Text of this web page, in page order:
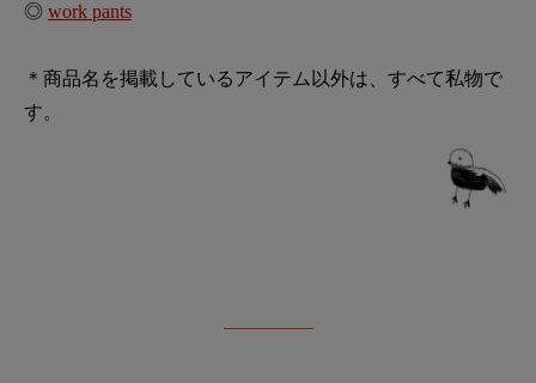
◎ work pants
＊商品名を掲載しているアイテム以外は、すべて私物で
す。